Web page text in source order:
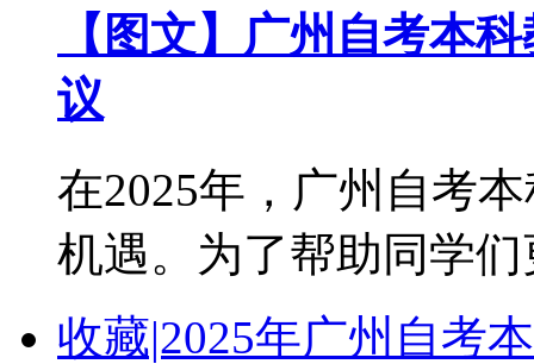
【图文】广州自考本
议
在2025年，广州自考
机遇。为了帮助同学们
收藏|2025年广州自考